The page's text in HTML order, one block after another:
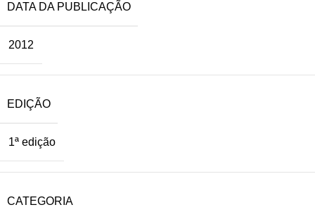
DATA DA PUBLICAÇÃO
2012
EDIÇÃO
1ª edição
CATEGORIA